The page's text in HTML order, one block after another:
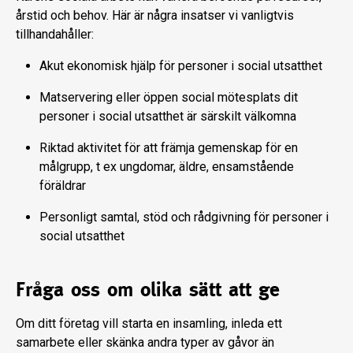
årstid och behov. Här är några insatser vi vanligtvis
tillhandahåller:
Akut ekonomisk hjälp för personer i social utsatthet
Matservering eller öppen social mötesplats dit
personer i social utsatthet är särskilt välkomna
Riktad aktivitet för att främja gemenskap för en
målgrupp, t ex ungdomar, äldre, ensamstående
föräldrar
Personligt samtal, stöd och rådgivning för personer i
social utsatthet
Fråga oss om olika sätt att ge
Om ditt företag vill starta en insamling, inleda ett
samarbete eller skänka andra typer av gåvor än